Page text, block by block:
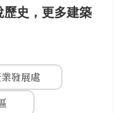
史，更多建築
發展處